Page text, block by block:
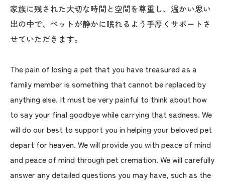
家族に残された大切な時間と空間を尊重し、温かい思い
出の中で、ペットが静かに眠れるよう手厚くサポートさ
せていただきます。
The pain of losing a pet that you have treasured as a
family member is something that cannot be replaced by
anything else. It must be very painful to think about how
to say your final goodbye while carrying that sadness. We
will do our best to support you in helping your beloved pet
depart for heaven. We will provide you with peace of mind
and peace of mind through pet cremation. We will carefully
answer any detailed questions you may have, such as the